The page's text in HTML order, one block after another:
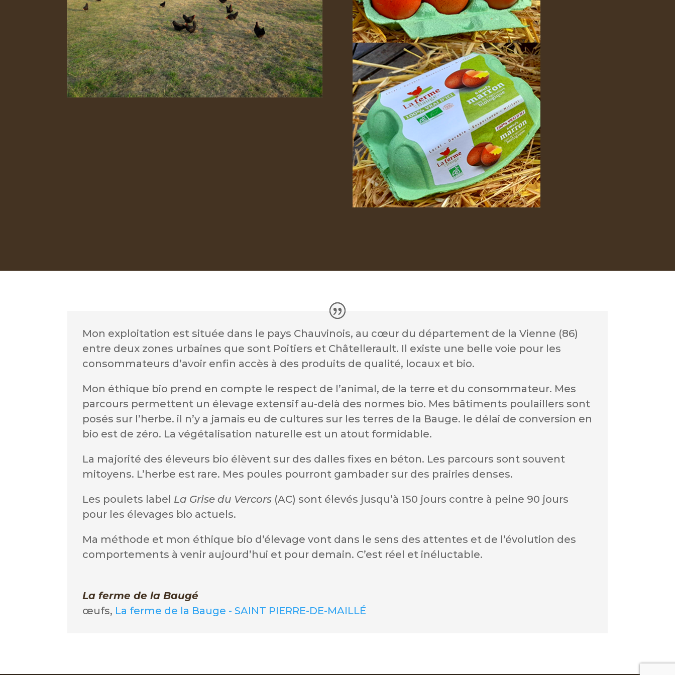
Mon exploitation est située dans le pays Chauvinois, au cœur du département de la Vienne (86)
entre deux zones urbaines que sont Poitiers et Châtellerault. Il existe une belle voie pour les
consommateurs d’avoir enfin accès à des produits de qualité, locaux et bio.
Mon éthique bio prend en compte le respect de l’animal, de la terre et du consommateur. Mes
parcours permettent un élevage extensif au-delà des normes bio. Mes bâtiments poulaillers sont
posés sur l’herbe. il n’y a jamais eu de cultures sur les terres de la Bauge. le délai de conversion en
bio est de zéro. La végétalisation naturelle est un atout formidable.
La majorité des éleveurs bio élèvent sur des dalles fixes en béton. Les parcours sont souvent
mitoyens. L’herbe est rare. Mes poules pourront gambader sur des prairies denses.
Les poulets label La Grise du Vercors (AC) sont élevés jusqu’à 150 jours contre à peine 90 jours
pour les élevages bio actuels.
Ma méthode et mon éthique bio d’élevage vont dans le sens des attentes et de l’évolution des
comportements à venir aujourd’hui et pour demain. C’est réel et inéluctable.
La ferme de la Baugé
œufs, La ferme de la Bauge - SAINT PIERRE-DE-MAILLÉ